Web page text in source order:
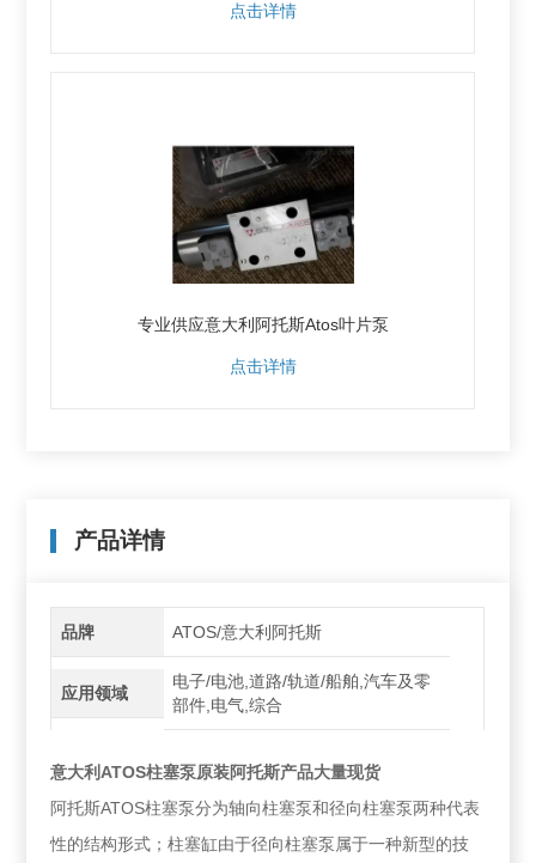
点击详情
专业供应意大利阿托斯Atos叶片泵
点击详情
产品详情
品牌 ATOS/意大利阿托斯
应用领域
电子/电池,道路/轨道/船舶,汽车及零
部件,电气,综合
意大利ATOS柱塞泵原装阿托斯产品大量现货
阿托斯ATOS柱塞泵分为轴向柱塞泵和径向柱塞泵两种代表
性的结构形式；柱塞缸由于径向柱塞泵属于一种新型的技